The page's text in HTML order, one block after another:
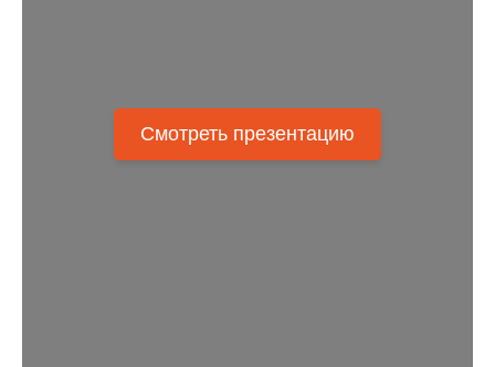
Смотреть презентацию